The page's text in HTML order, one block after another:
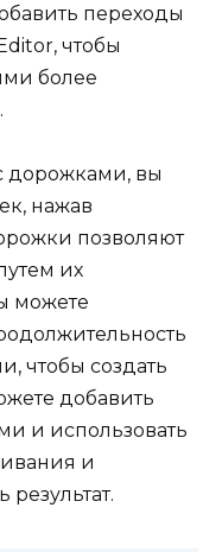
переходы
чтобы
более
дорожками, вы
нажав
позволяют
их
можете
чтобы создать
добавить
и использовать
и